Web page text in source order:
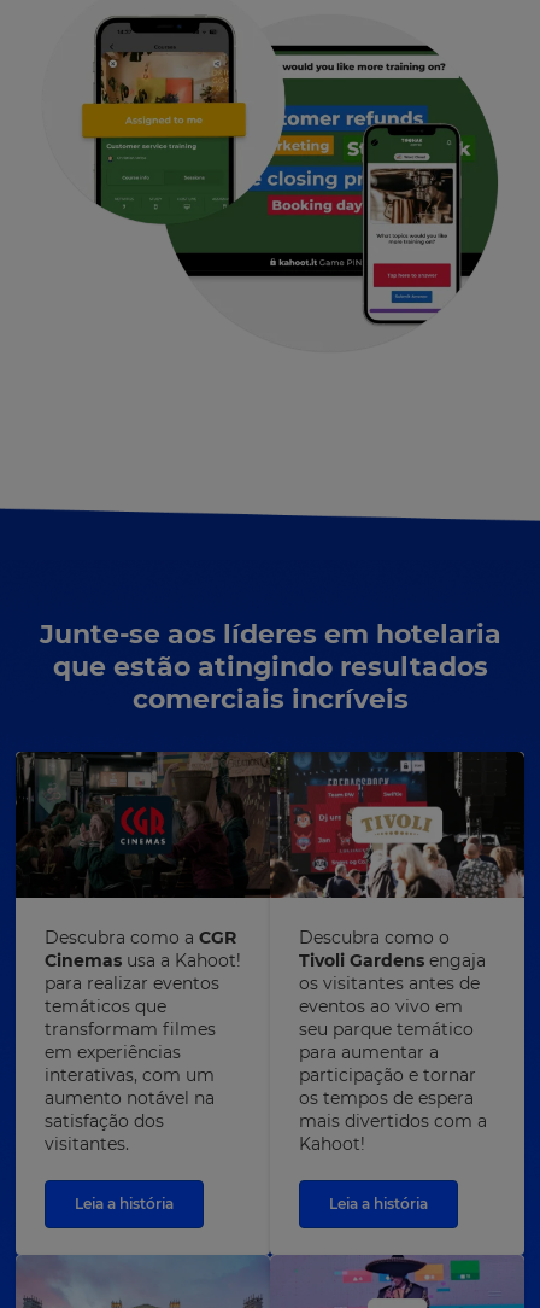
Junte-se aos líderes em hotelaria
que estão atingindo resultados
comerciais incríveis
Descubra como a CGR
Cinemas usa a Kahoot!
para realizar eventos
temáticos que
transformam filmes
em experiências
interativas, com um
aumento notável na
satisfação dos
visitantes.
Leia a história
Descubra como o
Tivoli Gardens engaja
os visitantes antes de
eventos ao vivo em
seu parque temático
para aumentar a
participação e tornar
os tempos de espera
mais divertidos com a
Kahoot!
Leia a história